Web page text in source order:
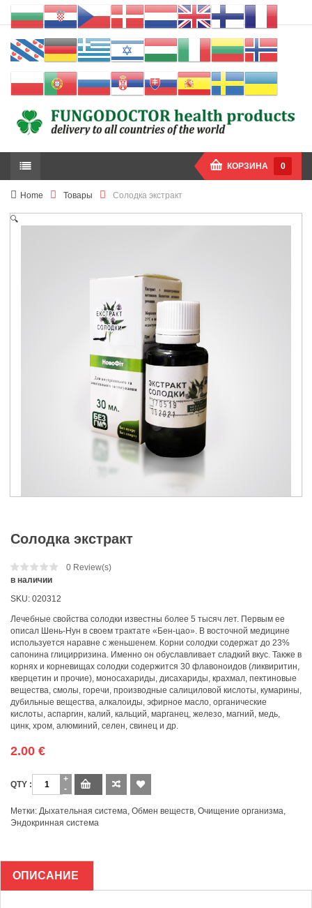
КОРЗИНА 0
Home Товары Солодка экстракт
🔍
Солодка экстракт
0 Review(s)
в наличии
SKU: 020312
Лечебные свойства солодки известны более 5 тысяч лет. Первым ее
описал Шень-Нун в своем трактате «Бен-цао». В восточной медицине
используется наравне с женьшенем. Корни солодки содержат до 23%
сапонина глицирризина. Именно он обуславливает сладкий вкус. Также в
корнях и корневищах солодки содержится 30 флавоноидов (ликвиритин,
кверцетин и прочие), моносахариды, дисахариды, крахмал, пектиновые
вещества, смолы, горечи, производные салициловой кислоты, кумарины,
дубильные вещества, алкалоиды, эфирное масло, органические
кислоты, аспаргин, калий, кальций, марганец, железо, магний, медь,
цинк, хром, алюминий, селен, свинец и др.
2.00 €
Количество
Метки: Дыхательная система, Обмен веществ, Очищение организма,
Эндокринная система
ОПИСАНИЕ